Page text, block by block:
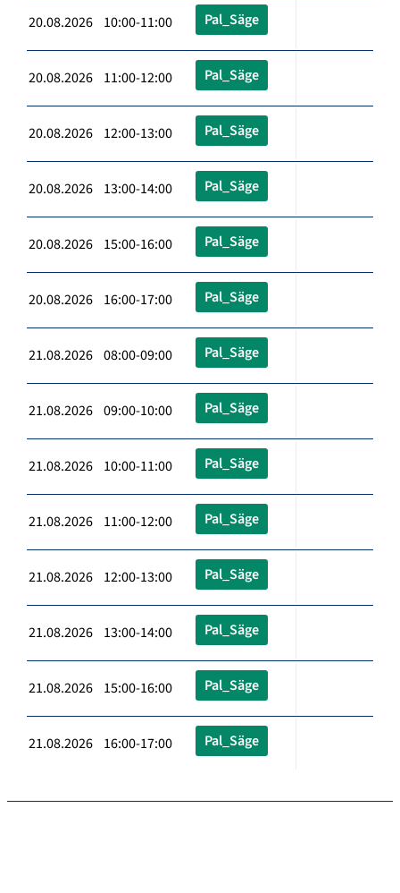
20.08.2026 10:00-11:00 Pal_Säge
20.08.2026 11:00-12:00 Pal_Säge
20.08.2026 12:00-13:00 Pal_Säge
20.08.2026 13:00-14:00 Pal_Säge
20.08.2026 15:00-16:00 Pal_Säge
20.08.2026 16:00-17:00 Pal_Säge
21.08.2026 08:00-09:00 Pal_Säge
21.08.2026 09:00-10:00 Pal_Säge
21.08.2026 10:00-11:00 Pal_Säge
21.08.2026 11:00-12:00 Pal_Säge
21.08.2026 12:00-13:00 Pal_Säge
21.08.2026 13:00-14:00 Pal_Säge
21.08.2026 15:00-16:00 Pal_Säge
21.08.2026 16:00-17:00 Pal_Säge